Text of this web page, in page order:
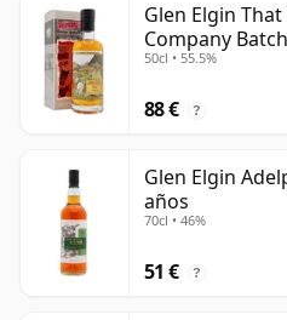
Glen Elgin
Company
años
50cl • 55.5%
88 € ?
Glen Elgin
años
70cl • 46%
51 € ?